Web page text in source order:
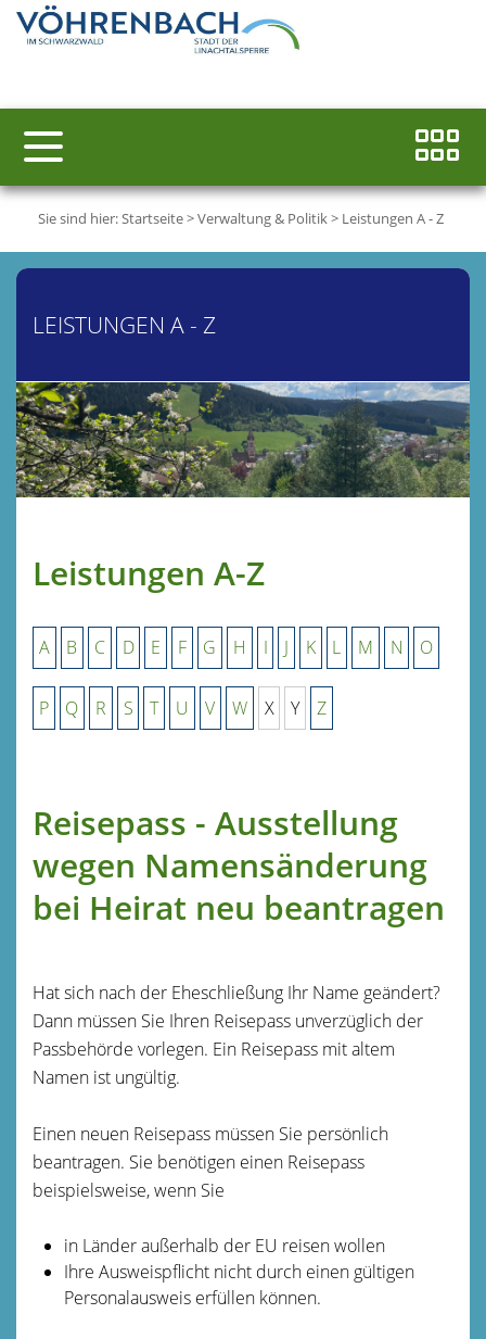
Sie sind hier:Startseite>Verwaltung & Politik> Leistungen A - Z
LEISTUNGEN A - Z
Leistungen A-Z
A B C D E F G H I J K L M N O
P Q R S T U V W X Y Z
Reisepass - Ausstellung
wegen Namensänderung
bei Heirat neu beantragen
Hat sich nach der Eheschließung Ihr Name geändert?
Dann müssen Sie Ihren Reisepass unverzüglich der
Passbehörde vorlegen. Ein Reisepass mit altem
Namen ist ungültig.
Einen neuen Reisepass müssen Sie persönlich
beantragen. Sie benötigen einen Reisepass
beispielsweise, wenn Sie
in Länder außerhalb der EU reisen wollen
Ihre Ausweispflicht nicht durch einen gültigen
Personalausweis erfüllen können.